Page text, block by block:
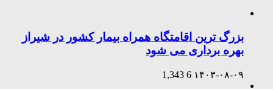
بزرگ ترین اقامتگاه همراه بیمار کشور در شیراز
بهره برداری می شود
۱۴۰۳-۰۸-۰۹ 6
1,343